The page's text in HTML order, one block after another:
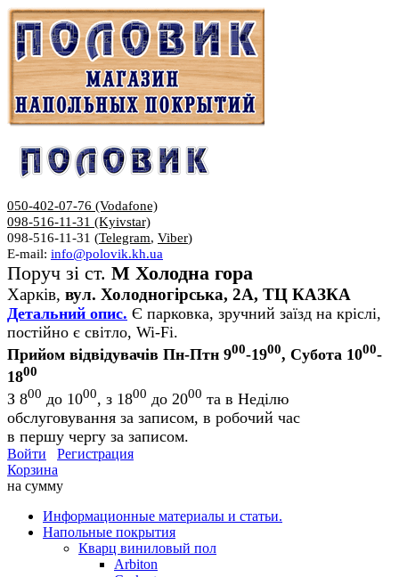
050-402-07-76 (Vodafone)
098-516-11-31 (Kyivstar)
098-516-11-31 (Telegram, Viber)
E-mail: info@polovik.kh.ua
Поруч зі ст. М Холодна гора
Харків, вул. Холодногірська, 2А, ТЦ КАЗКА
Детальний опис. Є парковка, зручний заїзд на кріслі,
постійно є світло, Wi-Fi.
Прийом відвідувачів Пн-Птн 900-1900, Субота 1000-
1800
З 800 до 1000, з 1800 до 2000 та в Неділю
обслуговування за записом, в робочий час
в першу чергу за записом.
Войти
Регистрация
Корзина
на сумму
Информационные материалы и статьи.
Напольные покрытия
Кварц виниловый пол
Arbiton